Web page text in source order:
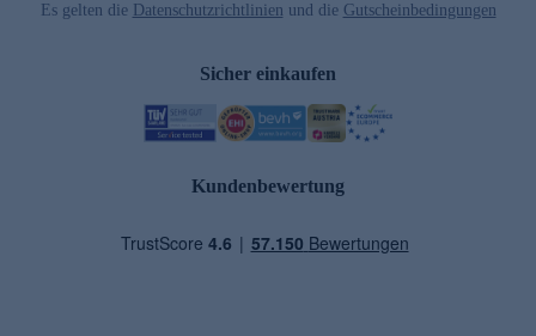
Es gelten die Datenschutzrichtlinien und die Gutscheinbedingungen
Sicher einkaufen
Kundenbewertung